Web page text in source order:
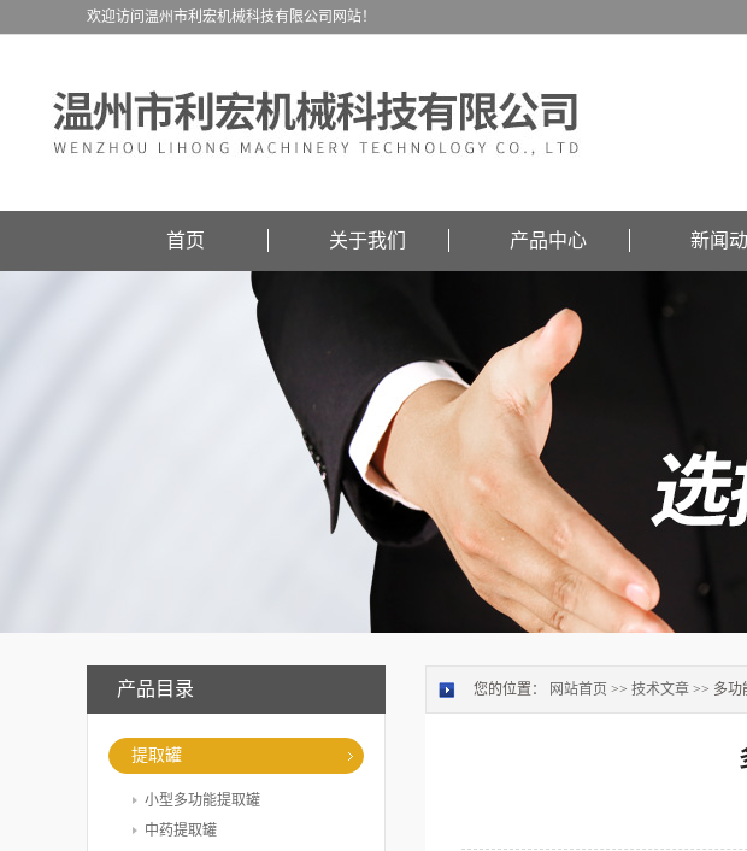
欢迎访问温州市利宏机械科技有限公司网站！
首页 关于我们 产品中心 新闻
产品目录
提取罐
小型多功能提取罐
中药提取罐
您的位置： 网站首页 >> 技术文章 >> 多功